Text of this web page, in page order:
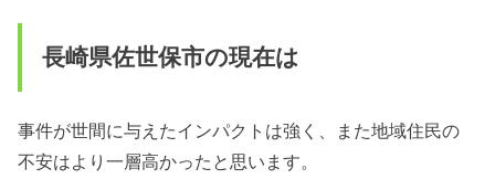
長崎県佐世保市の現在は
事件が世間に与えたインパクトは強く、また地域住民の
不安はより一層高かったと思います。